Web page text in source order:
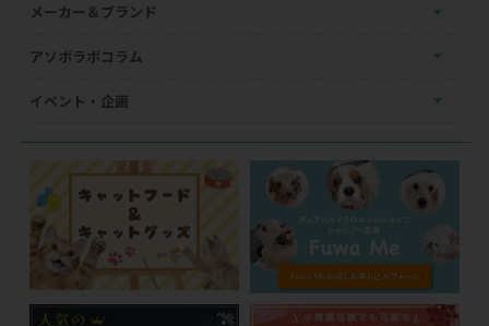
メーカー＆ブランド
アソボラボコラム
イベント・企画